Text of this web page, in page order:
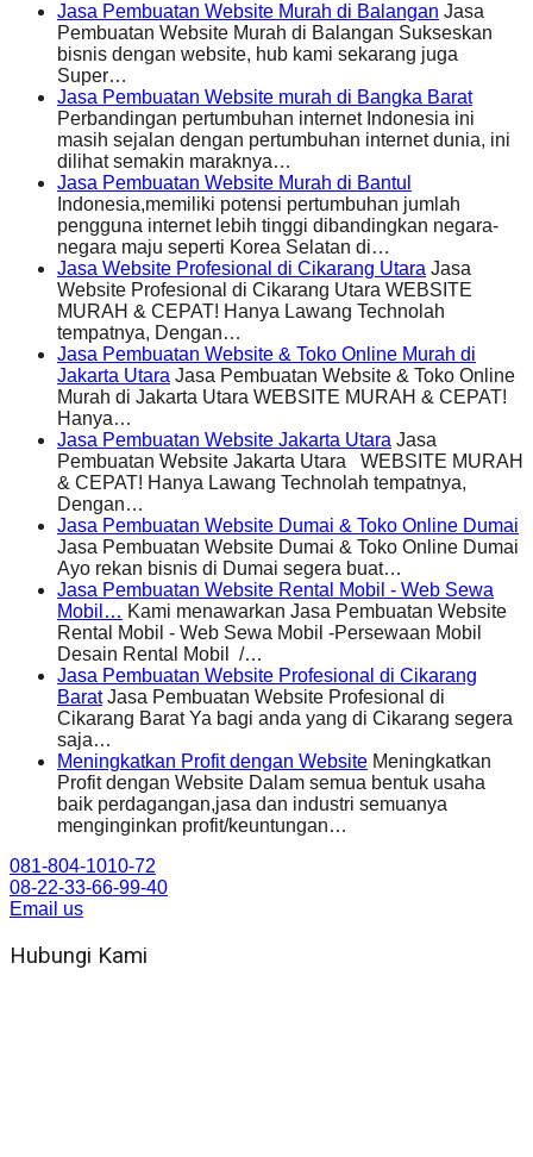
Jasa Pembuatan Website Murah di Balangan Jasa
Pembuatan Website Murah di Balangan Sukseskan
bisnis dengan website, hub kami sekarang juga
Super…
Jasa Pembuatan Website murah di Bangka Barat
Perbandingan pertumbuhan internet Indonesia ini
masih sejalan dengan pertumbuhan internet dunia, ini
dilihat semakin maraknya…
Jasa Pembuatan Website Murah di Bantul
Indonesia,memiliki potensi pertumbuhan jumlah
pengguna internet lebih tinggi dibandingkan negara-
negara maju seperti Korea Selatan di…
Jasa Website Profesional di Cikarang Utara Jasa
Website Profesional di Cikarang Utara WEBSITE
MURAH & CEPAT! Hanya Lawang Technolah
tempatnya, Dengan…
Jasa Pembuatan Website & Toko Online Murah di
Jakarta Utara Jasa Pembuatan Website & Toko Online
Murah di Jakarta Utara WEBSITE MURAH & CEPAT!
Hanya…
Jasa Pembuatan Website Jakarta Utara Jasa
Pembuatan Website Jakarta Utara WEBSITE MURAH
& CEPAT! Hanya Lawang Technolah tempatnya,
Dengan…
Jasa Pembuatan Website Dumai & Toko Online Dumai
Jasa Pembuatan Website Dumai & Toko Online Dumai
Ayo rekan bisnis di Dumai segera buat…
Jasa Pembuatan Website Rental Mobil - Web Sewa
Mobil… Kami menawarkan Jasa Pembuatan Website
Rental Mobil - Web Sewa Mobil -Persewaan Mobil
Desain Rental Mobil /…
Jasa Pembuatan Website Profesional di Cikarang
BaratJasa Pembuatan Website Profesional di
Cikarang Barat Ya bagi anda yang di Cikarang segera
saja…
Meningkatkan Profit dengan Website Meningkatkan
Profit dengan Website Dalam semua bentuk usaha
baik perdagangan,jasa dan industri semuanya
menginginkan profit/keuntungan…
081-804-1010-72
08-22-33-66-99-40
Email us
Hubungi Kami